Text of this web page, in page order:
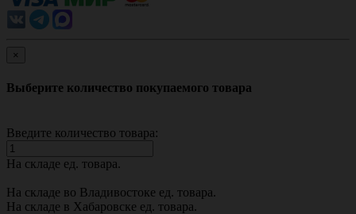
×
Выберите количество покупаемого товара
Введите количество товара:
На складе ед. товара.
На складе во Владивостоке ед. товара.
На складе в Хабаровске ед. товара.